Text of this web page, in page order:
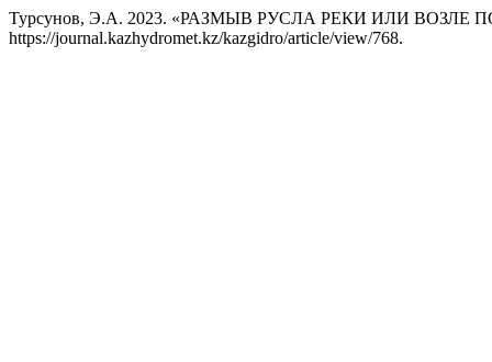
Турсунов, Э.А. 2023. «РАЗМЫВ РУСЛА РЕКИ ИЛИ
https://journal.kazhydromet.kz/kazgidro/article/view/768.